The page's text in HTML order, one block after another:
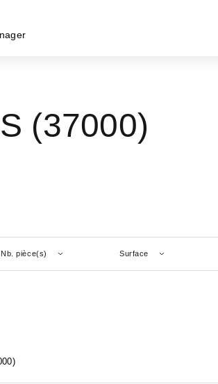
(37000)
Nb. pièce(s) Surface